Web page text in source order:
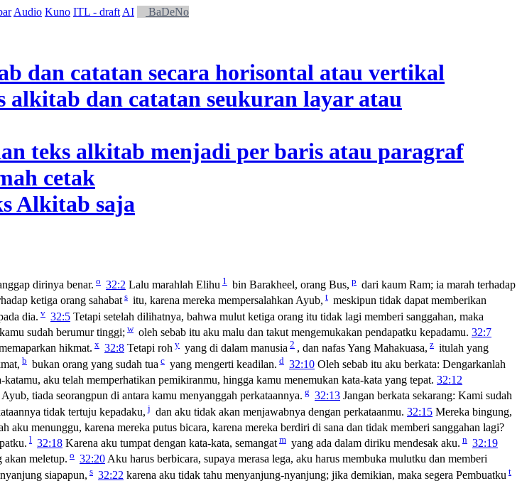
Audio Kuno ITL - draft AI BaDeNo
dirinya benar. o 32:2 Lalu marahlah Elihu 1 bin Barakheel, orang Bus, p dari kaum Ram; ia marah terhadap
ketiga orang sahabat s itu, karena mereka mempersalahkan Ayub, t meskipun tidak dapat memberikan
dia. v 32:5 Tetapi setelah dilihatnya, bahwa mulut ketiga orang itu tidak lagi memberi sanggahan, maka
sudah berumur tinggi; w oleh sebab itu aku malu dan takut mengemukakan pendapatku kepadamu. 32:7
hikmat. x 32:8 Tetapi roh y yang di dalam manusia 2 , dan nafas Yang Mahakuasa, z itulah yang
b bukan orang yang sudah tua c yang mengerti keadilan. d 32:10 Oleh sebab itu aku berkata: Dengarkanlah
aku telah memperhatikan pemikiranmu, hingga kamu menemukan kata-kata yang tepat. 32:12
tiada seorangpun di antara kamu menyanggah perkataannya. g 32:13 Jangan berkata sekarang: Kami sudah
tidak tertuju kepadaku, j dan aku tidak akan menjawabnya dengan perkataanmu. 32:15 Mereka bingung,
aku menunggu, karena mereka putus bicara, karena mereka berdiri di sana dan tidak memberi sanggahan lagi?
l 32:18 Karena aku tumpat dengan kata-kata, semangat m yang ada dalam diriku mendesak aku. n 32:19
akan meletup. o 32:20Aku harus berbicara, supaya merasa lega, aku harus membuka mulutku dan memberi
siapapun, s 32:22 karena aku tidak tahu menyanjung-nyanjung; jika demikian, maka segera Pembuatku t